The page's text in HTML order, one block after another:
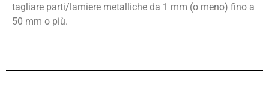
tagliare parti/lamiere metalliche da 1 mm (o meno) fino a
50 mm o più.